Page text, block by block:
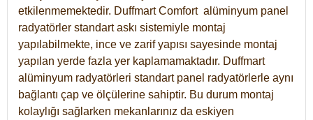
etkilenmemektedir. DuffmartComfort alüminyum panel
radyatörler standart askı sistemiyle montaj
yapılabilmekte, ince ve zarif yapısı sayesinde montaj
yapılan yerde fazla yer kaplamamaktadır. Duffmart
alüminyum radyatörleri standart panel radyatörlerle aynı
bağlantı çap ve ölçülerine sahiptir. Bu durum montaj
kolaylığı sağlarken mekanlarınız da eskiyen